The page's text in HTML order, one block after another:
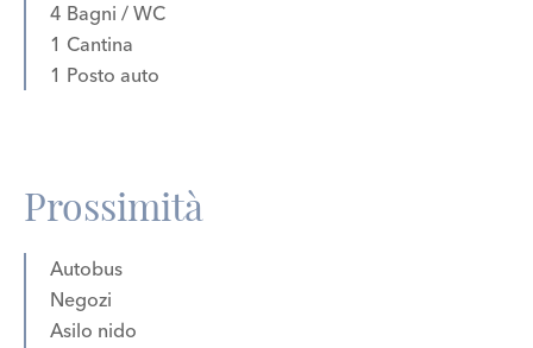
4 Bagni / WC
1 Cantina
1 Posto auto
Prossimità
Autobus
Negozi
Asilo nido